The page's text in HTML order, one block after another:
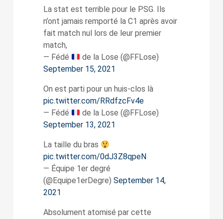
La stat est terrible pour le PSG. Ils
n’ont jamais remporté la C1 après avoir
fait match nul lors de leur premier
match,
— Fédé
de la Lose (@FFLose)
September 15, 2021
On est parti pour un huis-clos là
pic.twitter.com/RRdfzcFv4e
— Fédé
de la Lose (@FFLose)
September 13, 2021
La taille du bras
pic.twitter.com/0dJ3Z8qpeN
— Équipe 1er degré
(@Equipe1erDegre) September 14,
2021
Absolument atomisé par cette